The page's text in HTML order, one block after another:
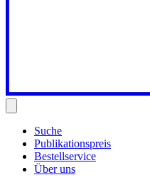
Suche
Publikationspreis
Bestellservice
Über uns